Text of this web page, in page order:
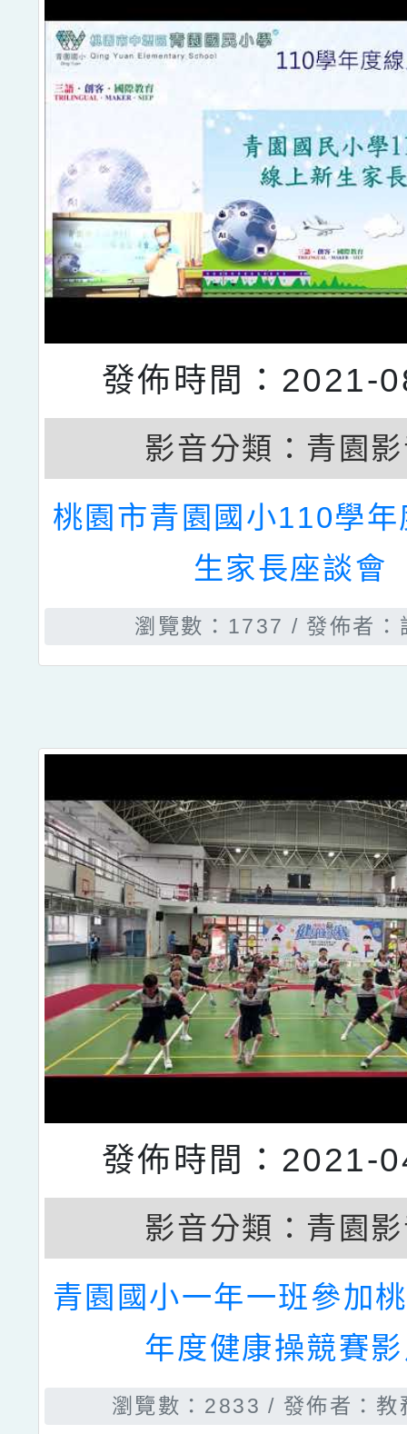
發佈時間：2021-
影音分類： 青園
桃園市青園國小110學
生家長座談會
瀏覽數：1737 發佈者：
發佈時間：2021-
影音分類： 青園
青園國小一年一班參加
年度健康操競賽
瀏覽數：2833 發佈者：教